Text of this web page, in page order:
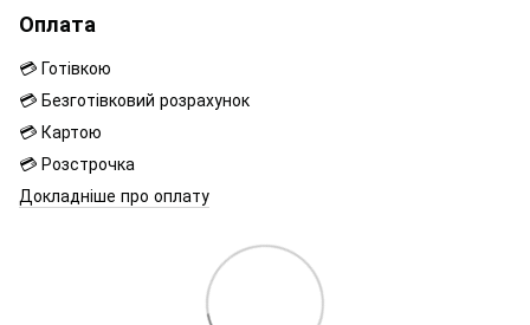
Оплата
💳 Готівкою
💳 Безготівковий розрахунок
💳 Картою
💳 Розстрочка
Докладніше про оплату